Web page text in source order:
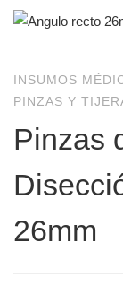
INSUMOS
PINZAS Y
Pinzas
26mm